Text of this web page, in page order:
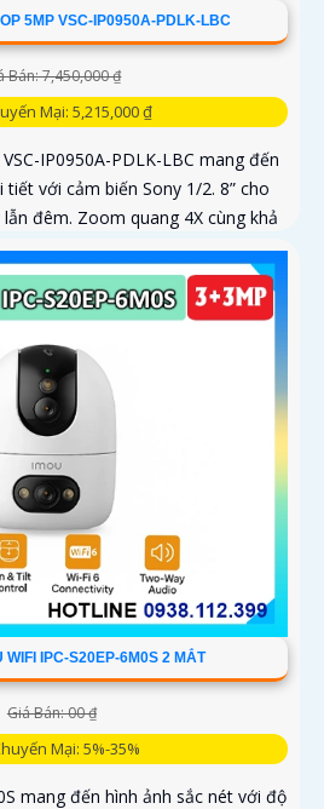
5MP VSC-IP0950A-PDLK-LBC
Bán: 7,450,000 ₫
Mại: 5,215,000 ₫
IP0950A-PDLK-LBC mang đến
với cảm biến Sony 1/2. 8” cho
đêm. Zoom quang 4X cùng khả
WIFI IPC-S20EP-6M0S 2 MẮT
Giá Bán: 00 ₫
Mại: 5%-35%
mang đến hình ảnh sắc nét với độ